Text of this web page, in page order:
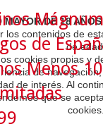
MAYOR DE 18
los contenidos de
de
cookies propias y
de
de interés. Al
que se
cookies.
Mágnum
de
Menos